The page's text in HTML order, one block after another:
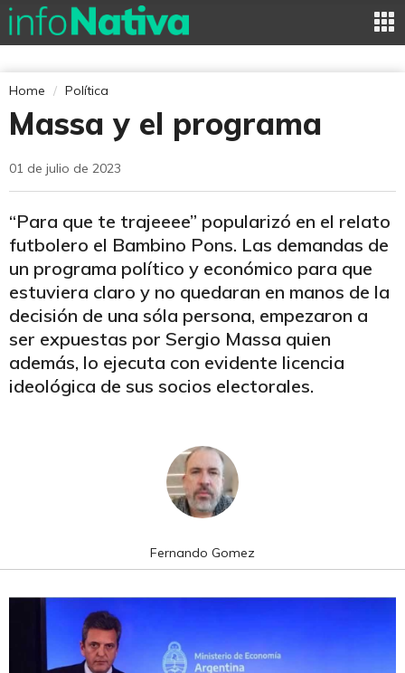
Home Política
Massa y el programa
01 de julio de 2023
“Para que te trajeeee” popularizó en el relato
futbolero el Bambino Pons. Las demandas de
un programa político y económico para que
estuviera claro y no quedaran en manos de la
decisión de una sóla persona, empezaron a
ser expuestas por Sergio Massa quien
además, lo ejecuta con evidente licencia
ideológica de sus socios electorales.
Fernando Gomez